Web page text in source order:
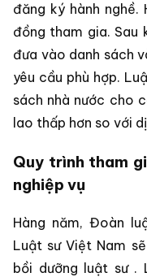
đăng ký hành nghề.
đồng tham gia. Sau
đưa vào danh sách
yêu cầu phù hợp.
sách nhà nước cho
lao thấp hơn so với
Quy trình tham
nghiệp vụ
Hàng năm, Đoàn
Luật sư Việt Nam
bồi dưỡng luật sư .